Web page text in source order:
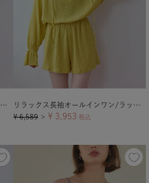
シンプルショートパンツ/ラッシュガード【メール便可／90】
リラックス長袖オールインワン/ラッシュガード
¥ 6,589 ＞ ¥ 3,953 税込